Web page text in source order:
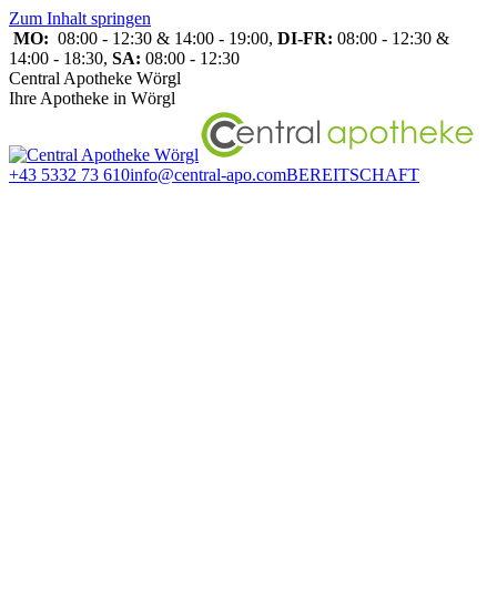
Zum Inhalt springen
MO: 08:00 - 12:30 & 14:00 - 19:00, DI-FR: 08:00 - 12:30 &
14:00 - 18:30, SA: 08:00 - 12:30
Central Apotheke Wörgl
Ihre Apotheke in Wörgl
+43 5332 73 610info@central-apo.comBEREITSCHAFT